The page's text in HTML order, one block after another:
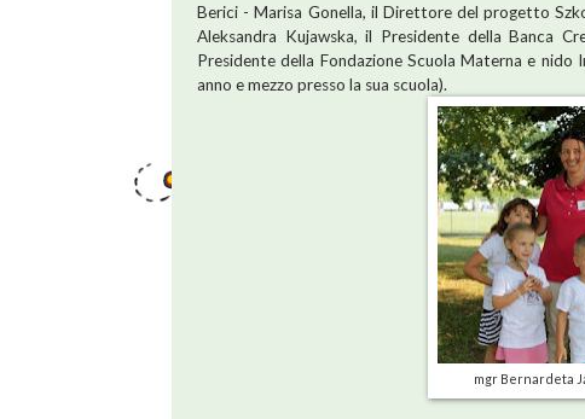
Berici - Marisa Gonella, il Direttore del progetto
Aleksandra Kujawska, il Presidente della Banca
Presidente della Fondazione Scuola Materna e
anno e mezzo presso la sua scuola).
mgr Bernardeta